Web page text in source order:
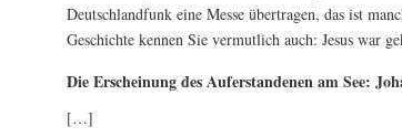
Deutschlandfunk eine Messe übertragen, das ist
Geschichte kennen Sie vermutlich auch: Jesus war
Die Erscheinung des Auferstandenen am See:
[…]